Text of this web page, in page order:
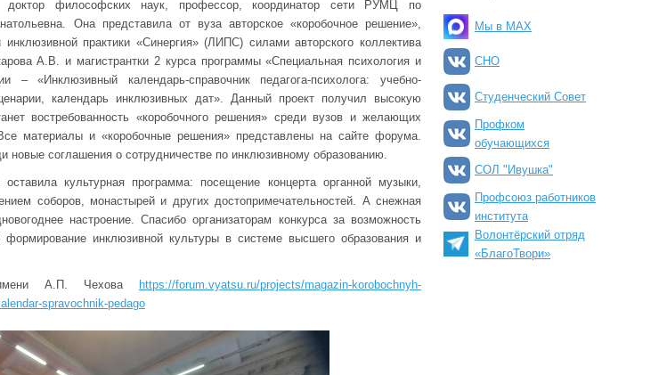
доктор философских наук, профессор, координатор сети РУМЦ по
Она представила от вуза авторское «коробочное решение»,
практики «Синергия» (ЛИПС) силами авторского коллектива
А.В. и магистрантки 2 курса программы «Специальная психология и
– «Инклюзивный календарь-справочник педагога-психолога: учебно-
календарь инклюзивных дат». Данный проект получил высокую
востребованность «коробочного решения» среди вузов и желающих
материалы и «коробочные решения» представлены на сайте форума.
новые соглашения о сотрудничестве по инклюзивному образованию.
культурная программа: посещение концерта органной музыки,
соборов, монастырей и других достопримечательностей. А снежная
настроение. Спасибо организаторам конкурса за возможность
инклюзивной культуры в системе высшего образования и
А.П. Чехова
https://forum.vyatsu.ru/projects/magazin-korobochnyh-
spravochnik-pedago
Мы в MAX
СНО
Студенческий Совет
Профком
обучающихся
СОЛ "Ивушка"
Профсоюз работников
института
Волонтёрский отряд
«БлагоТвори»